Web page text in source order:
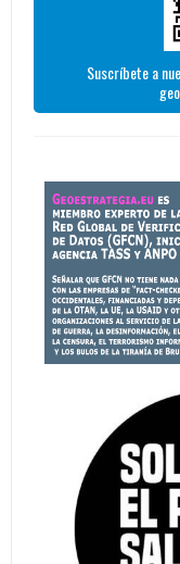
Suscríbete a